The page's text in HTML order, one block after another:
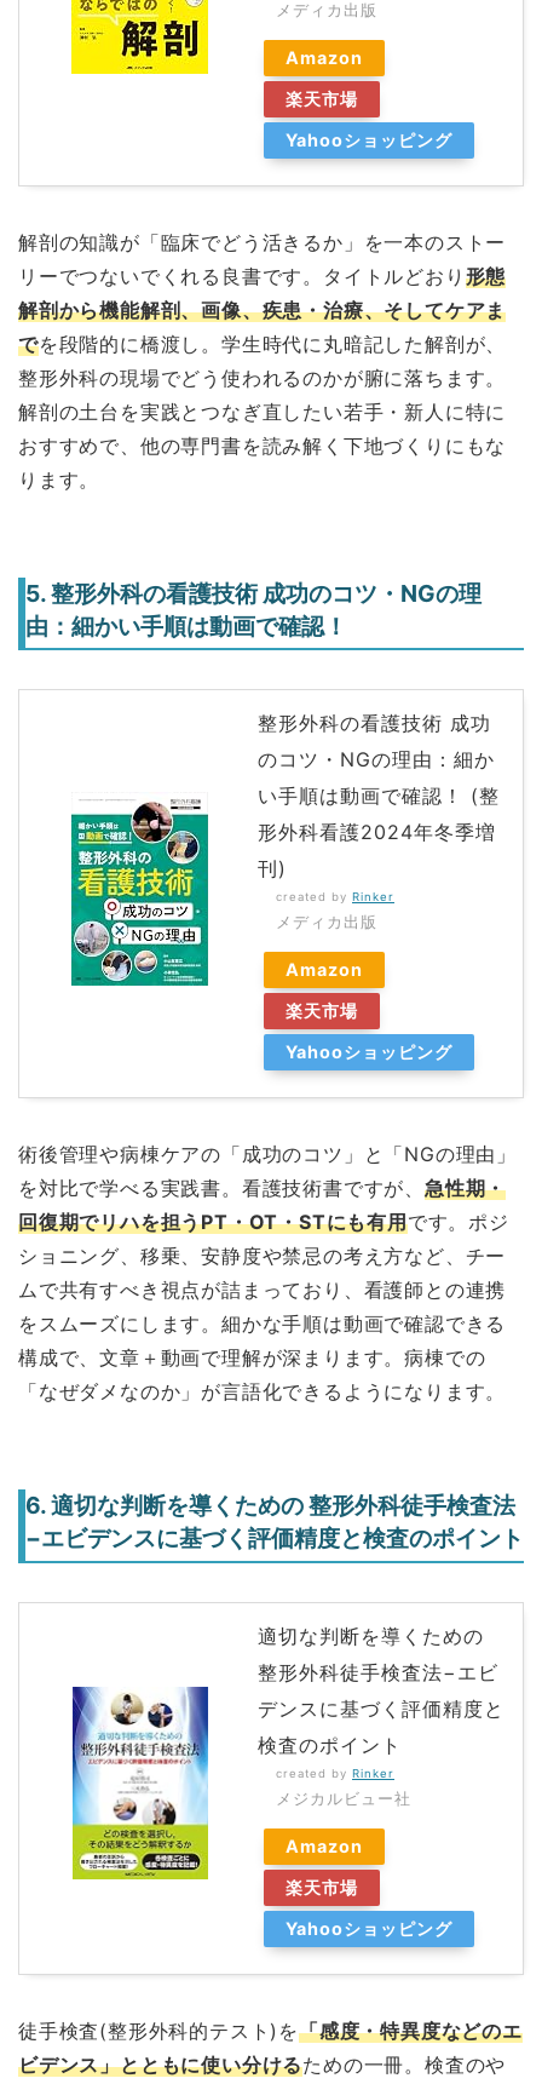
メディカ出版
Amazon
楽天市場
Yahooショッピング
解剖の知識が「臨床でどう活きるか」を一本のストー
リーでつないでくれる良書です。タイトルどおり 形態
解剖から機能解剖、画像、疾患・治療、そしてケアま
でを段階的に橋渡し。学生時代に丸暗記した解剖が、
整形外科の現場でどう使われるのかが腑に落ちます。
解剖の土台を実践とつなぎ直したい若手・新人に特に
おすすめで、他の専門書を読み解く下地づくりにもな
ります。
5. 整形外科の看護技術 成功のコツ・NGの理
由：細かい手順は動画で確認！
整形外科の看護技術 成功
のコツ・NGの理由：細か
い手順は動画で確認！ (整
形外科看護2024年冬季増
刊)
created by Rinker
メディカ出版
Amazon
楽天市場
Yahooショッピング
術後管理や病棟ケアの「成功のコツ」と「NGの理由」
を対比で学べる実践書。看護技術書ですが、 急性期・
回復期でリハを担うPT・OT・STにも有用です。ポジ
ショニング、移乗、安静度や禁忌の考え方など、チー
ムで共有すべき視点が詰まっており、看護師との連携
をスムーズにします。細かな手順は動画で確認できる
構成で、文章＋動画で理解が深まります。病棟での
「なぜダメなのか」が言語化できるようになります。
6. 適切な判断を導くための 整形外科徒手検査法
−エビデンスに基づく評価精度と検査のポイント
適切な判断を導くための
整形外科徒手検査法−エビ
デンスに基づく評価精度と
検査のポイント
created by Rinker
メジカルビュー社
Amazon
楽天市場
Yahooショッピング
徒手検査(整形外科的テスト)を「感度・特異度などのエ
ビデンス」とともに使い分けるための一冊。検査のや